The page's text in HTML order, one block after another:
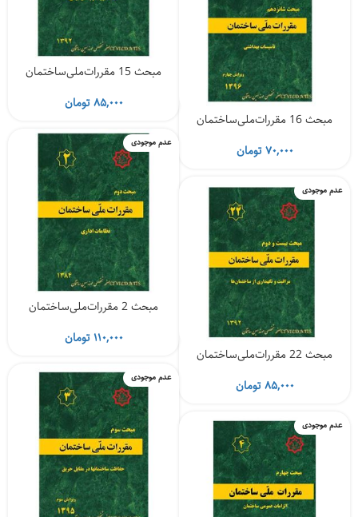
مبحث 15 مقررات‌ملی‌ساختمان
۸۵,۰۰۰تومان
مبحث 16 مقررات‌ملی‌ساختمان
۷۰,۰۰۰تومان عدم موجودی
مبحث 2 مقررات‌ملی‌ساختمان
۱۱۰,۰۰۰تومان
عدم موجودی
مبحث 22 مقررات‌ملی‌ساختمان
۸۵,۰۰۰تومان عدم موجودی
عدم موجودی